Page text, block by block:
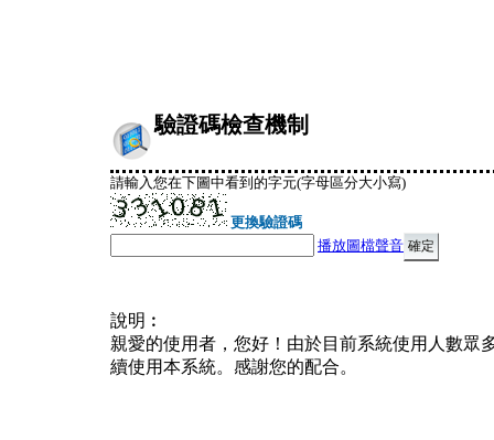
驗證碼檢查機制
請輸入您在下圖中看到的字元(字母區分大小寫)
更換驗證碼
播放圖檔聲音
說明︰
親愛的使用者，您好！由於目前系統使用人數眾
續使用本系統。感謝您的配合。